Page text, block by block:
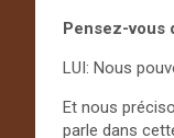
Pensez-vous
LUI: Nous
Et nous
parle dans